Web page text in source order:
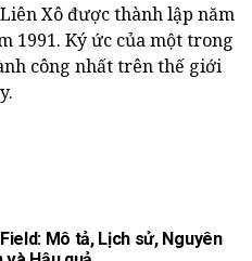
Xô được thành lập năm
1991. Ký ức của một trong
công nhất trên thế giới
Mô tả, Lịch sử, Nguyên